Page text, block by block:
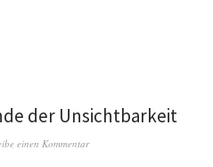
der Unsichtbarkeit
einen Kommentar